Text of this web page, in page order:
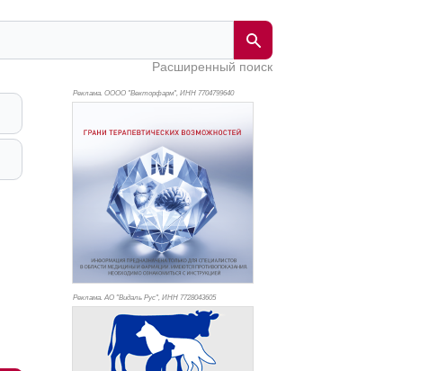
Расширенный поиск
Реклама. ОООО "Векторфарм", ИНН 7704799640
Реклама. АО "Видаль Рус", ИНН 7728043605